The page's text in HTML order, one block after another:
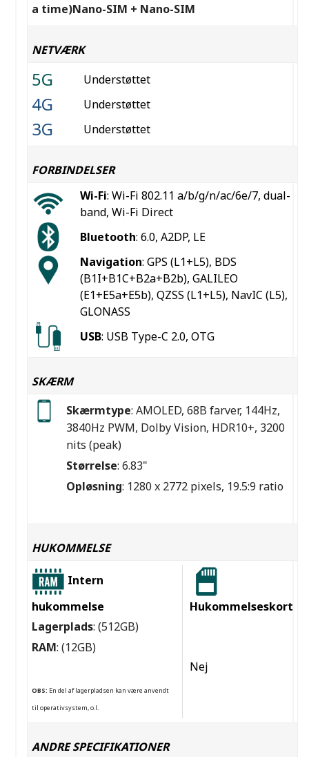
a time)Nano-SIM + Nano-SIM
NETVÆRK
5G Understøttet
4G Understøttet
3G Understøttet
FORBINDELSER
Wi-Fi: Wi-Fi 802.11 a/b/g/n/ac/6e/7, dual-
band, Wi-Fi Direct
Bluetooth: 6.0, A2DP, LE
Navigation: GPS (L1+L5), BDS
(B1I+B1C+B2a+B2b), GALILEO
(E1+E5a+E5b), QZSS (L1+L5), NavIC (L5),
GLONASS
USB: USB Type-C 2.0, OTG
SKÆRM
Skærmtype: AMOLED, 68B farver, 144Hz,
3840Hz PWM, Dolby Vision, HDR10+, 3200
nits (peak)
Størrelse: 6.83"
Opløsning: 1280 x 2772 pixels, 19.5:9 ratio
HUKOMMELSE
Intern
hukommelse
Hukommelseskort
Lagerplads: (512GB)
RAM: (12GB)
OBS: En del af lagerpladsen kan være anvendt
til operativsystem, o.l.
Nej
ANDRE SPECIFIKATIONER